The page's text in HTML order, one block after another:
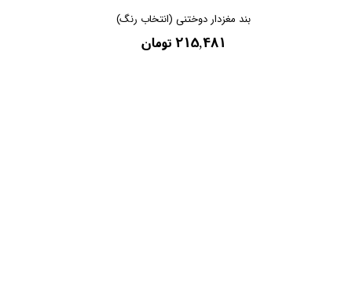
بند مغزدار دوختنی (انتخاب رنگ)
۲۱۵,۴۸۱ تومان